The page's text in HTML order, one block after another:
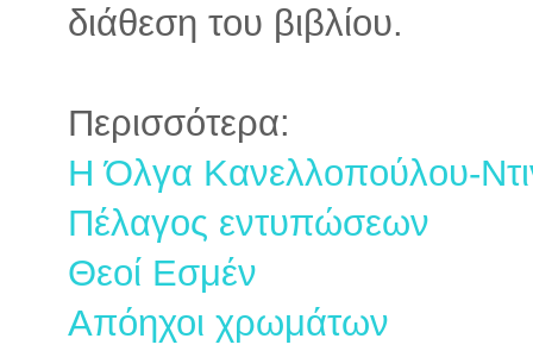
διάθεση του βιβλίου.
Περισσότερα:
Η Όλγα Κανελλοπούλου-
Πέλαγος εντυπώσεων
Θεοί Εσμέν
Απόηχοι χρωμάτων